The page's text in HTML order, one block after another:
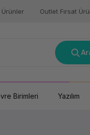
Ürünler Outlet Fırsat
Birimleri Yazılım